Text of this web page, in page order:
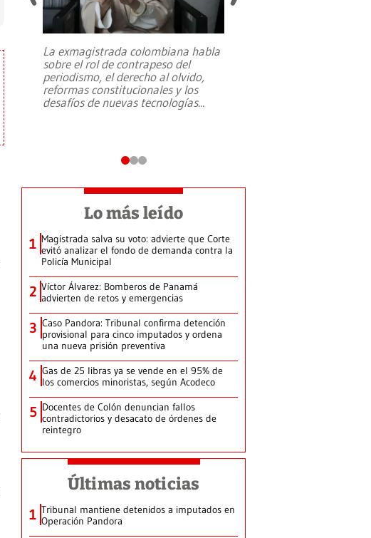
La exmagistrada colombiana habla
sobre el rol de contrapeso del
periodismo, el derecho al olvido,
reformas constitucionales y los
desafíos de nuevas tecnologías...
Lo más leído
1 Magistrada salva su voto: advierte que Corte
evitó analizar el fondo de demanda contra la
Policía Municipal
2 Víctor Álvarez: Bomberos de Panamá
advierten de retos y emergencias
3 Caso Pandora: Tribunal confirma detención
provisional para cinco imputados y ordena
una nueva prisión preventiva
4 Gas de 25 libras ya se vende en el 95% de
los comercios minoristas, según Acodeco
5 Docentes de Colón denuncian fallos
contradictorios y desacato de órdenes de
reintegro
Últimas noticias
1 Tribunal mantiene detenidos a imputados en
Operación Pandora